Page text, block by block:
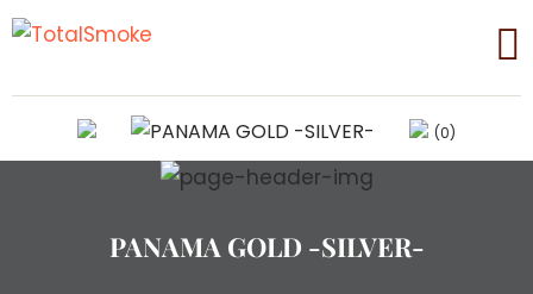
(0)
PANAMA GOLD -SILVER-